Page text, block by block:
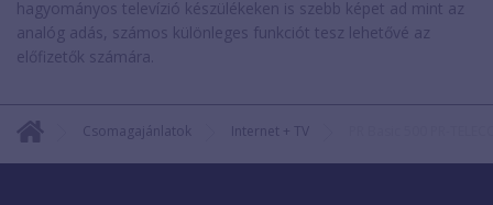
hagyományos televízió készülékeken is szebb képet ad mint az
analóg adás, számos különleges funkciót tesz lehetővé az
előfizetők számára.
Csomagajánlatok Internet + TV